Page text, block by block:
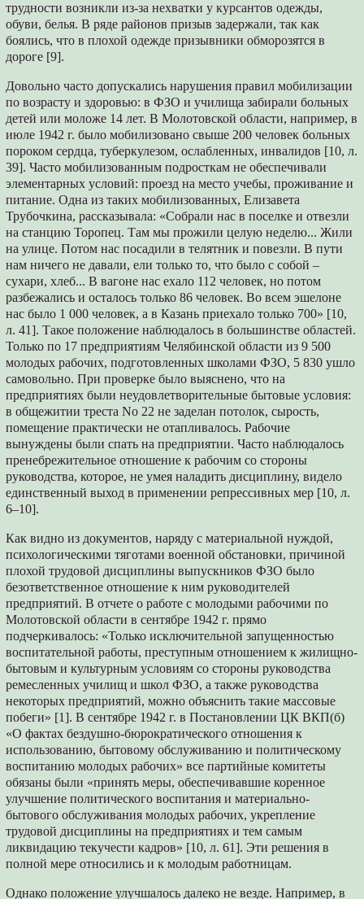
трудности возникли из-за нехватки у курсантов одежды,
обуви, белья. В ряде районов призыв задержали, так как
боялись, что в плохой одежде призывники обморозятся в
дороге [9].
Довольно часто допускались нарушения правил мобилизации
по возрасту и здоровью: в ФЗО и училища забирали больных
детей или моложе 14 лет. В Молотовской области, например, в
июле 1942 г. было мобилизовано свыше 200 человек больных
пороком сердца, туберкулезом, ослабленных, инвалидов [10, л.
39]. Часто мобилизованным подросткам не обеспечивали
элементарных условий: проезд на место учебы, проживание и
питание. Одна из таких мобилизованных, Елизавета
Трубочкина, рассказывала: «Собрали нас в поселке и отвезли
на станцию Торопец. Там мы прожили целую неделю... Жили
на улице. Потом нас посадили в телятник и повезли. В пути
нам ничего не давали, ели только то, что было с собой –
сухари, хлеб... В вагоне нас ехало 112 человек, но потом
разбежались и осталось только 86 человек. Во всем эшелоне
нас было 1 000 человек, а в Казань приехало только 700» [10,
л. 41]. Такое положение наблюдалось в большинстве областей.
Только по 17 предприятиям Челябинской области из 9 500
молодых рабочих, подготовленных школами ФЗО, 5 830 ушло
самовольно. При проверке было выяснено, что на
предприятиях были неудовлетворительные бытовые условия:
в общежитии треста No 22 не заделан потолок, сырость,
помещение практически не отапливалось. Рабочие
вынуждены были спать на предприятии. Часто наблюдалось
пренебрежительное отношение к рабочим со стороны
руководства, которое, не умея наладить дисциплину, видело
единственный выход в применении репрессивных мер [10, л.
6–10].
Как видно из документов, наряду с материальной нуждой,
психологическими тяготами военной обстановки, причиной
плохой трудовой дисциплины выпускников ФЗО было
безответственное отношение к ним руководителей
предприятий. В отчете о работе с молодыми рабочими по
Молотовской области в сентябре 1942 г. прямо
подчеркивалось: «Только исключительной запущенностью
воспитательной работы, преступным отношением к жилищно-
бытовым и культурным условиям со стороны руководства
ремесленных училищ и школ ФЗО, а также руководства
некоторых предприятий, можно объяснить такие массовые
побеги» [1]. В сентябре 1942 г. в Постановлении ЦК ВКП(б)
«О фактах бездушно-бюрократического отношения к
использованию, бытовому обслуживанию и политическому
воспитанию молодых рабочих» все партийные комитеты
обязаны были «принять меры, обеспечивавшие коренное
улучшение политического воспитания и материально-
бытового обслуживания молодых рабочих, укрепление
трудовой дисциплины на предприятиях и тем самым
ликвидацию текучести кадров» [10, л. 61]. Эти решения в
полной мере относились и к молодым работницам.
Однако положение улучшалось далеко не везде. Например, в